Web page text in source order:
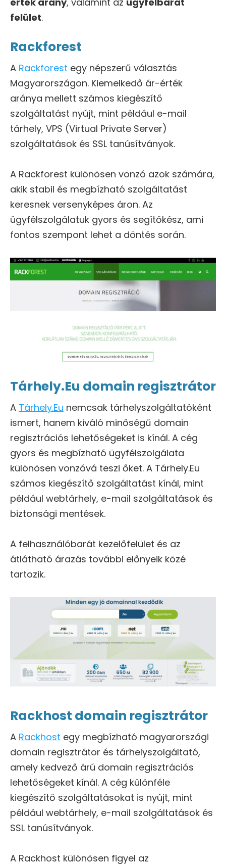
felület.
Rackforest
A Rackforest egy népszerű választás
Magyarországon. Kiemelkedő ár-érték
aránya mellett számos kiegészítő
szolgáltatást nyújt, mint például e-mail
tárhely, VPS (Virtual Private Server)
szolgáltatások és SSL tanúsítványok.
A Rackforest különösen vonzó azok számára,
akik stabil és megbízható szolgáltatást
keresnek versenyképes áron. Az
ügyfélszolgálatuk gyors és segítőkész, ami
fontos szempont lehet a döntés során.
Tárhely.Eu domain regisztrátor
A Tárhely.Eu nemcsak tárhelyszolgáltatóként
ismert, hanem kiváló minőségű domain
regisztrációs lehetőségeket is kínál. A cég
gyors és megbízható ügyfélszolgálata
különösen vonzóvá teszi őket. A Tárhely.Eu
számos kiegészítő szolgáltatást kínál, mint
például webtárhely, e-mail szolgáltatások és
biztonsági mentések.
A felhasználóbarát kezelőfelület és az
átlátható árazás további előnyeik közé
tartozik.
Rackhost domain regisztrátor
A Rackhost egy megbízható magyarországi
domain regisztrátor és tárhelyszolgáltató,
amely kedvező árú domain regisztrációs
lehetőségeket kínál. A cég különféle
kiegészítő szolgáltatásokat is nyújt, mint
például webtárhely, e-mail szolgáltatások és
SSL tanúsítványok.
A Rackhost különösen figyel az